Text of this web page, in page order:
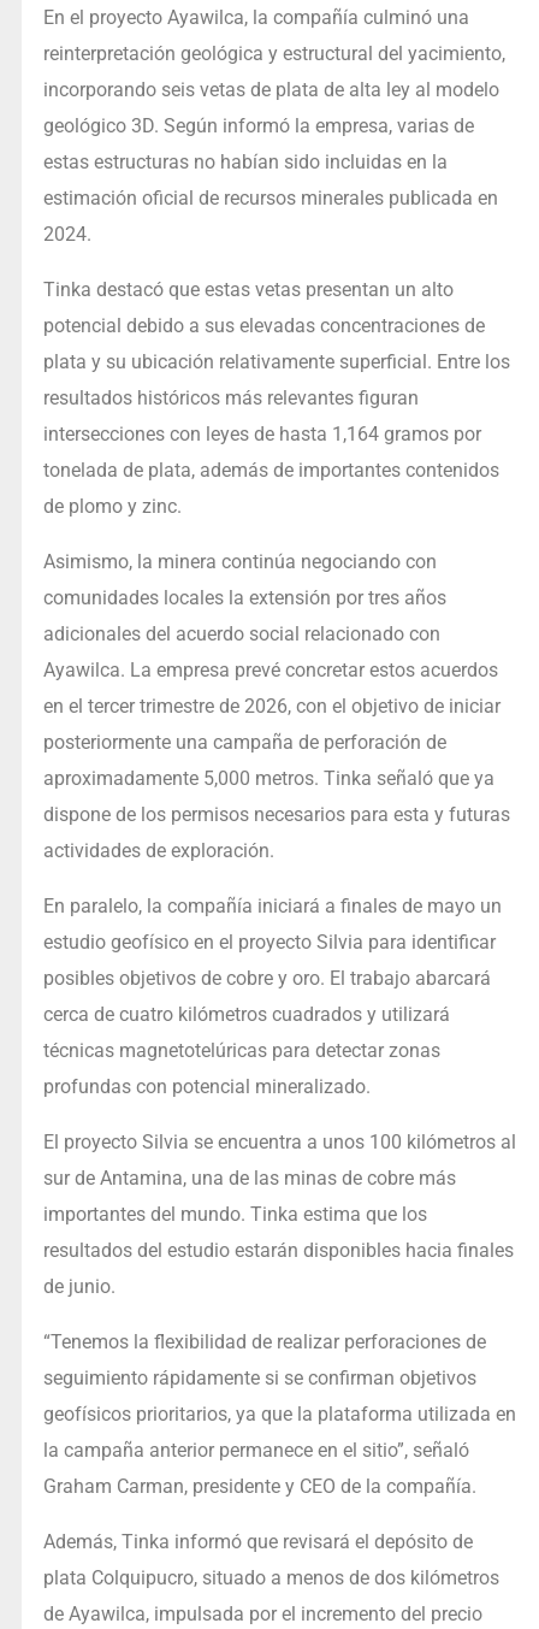
En el proyecto Ayawilca, la compañía culminó una
reinterpretación geológica y estructural del yacimiento,
incorporando seis vetas de plata de alta ley al modelo
geológico 3D. Según informó la empresa, varias de
estas estructuras no habían sido incluidas en la
estimación oficial de recursos minerales publicada en
2024.
Tinka destacó que estas vetas presentan un alto
potencial debido a sus elevadas concentraciones de
plata y su ubicación relativamente superficial. Entre los
resultados históricos más relevantes figuran
intersecciones con leyes de hasta 1,164 gramos por
tonelada de plata, además de importantes contenidos
de plomo y zinc.
Asimismo, la minera continúa negociando con
comunidades locales la extensión por tres años
adicionales del acuerdo social relacionado con
Ayawilca. La empresa prevé concretar estos acuerdos
en el tercer trimestre de 2026, con el objetivo de iniciar
posteriormente una campaña de perforación de
aproximadamente 5,000 metros. Tinka señaló que ya
dispone de los permisos necesarios para esta y futuras
actividades de exploración.
En paralelo, la compañía iniciará a finales de mayo un
estudio geofísico en el proyecto Silvia para identificar
posibles objetivos de cobre y oro. El trabajo abarcará
cerca de cuatro kilómetros cuadrados y utilizará
técnicas magnetotelúricas para detectar zonas
profundas con potencial mineralizado.
El proyecto Silvia se encuentra a unos 100 kilómetros al
sur de Antamina, una de las minas de cobre más
importantes del mundo. Tinka estima que los
resultados del estudio estarán disponibles hacia finales
de junio.
“Tenemos la flexibilidad de realizar perforaciones de
seguimiento rápidamente si se confirman objetivos
geofísicos prioritarios, ya que la plataforma utilizada en
la campaña anterior permanece en el sitio”, señaló
Graham Carman, presidente y CEO de la compañía.
Además, Tinka informó que revisará el depósito de
plata Colquipucro, situado a menos de dos kilómetros
de Ayawilca, impulsada por el incremento del precio